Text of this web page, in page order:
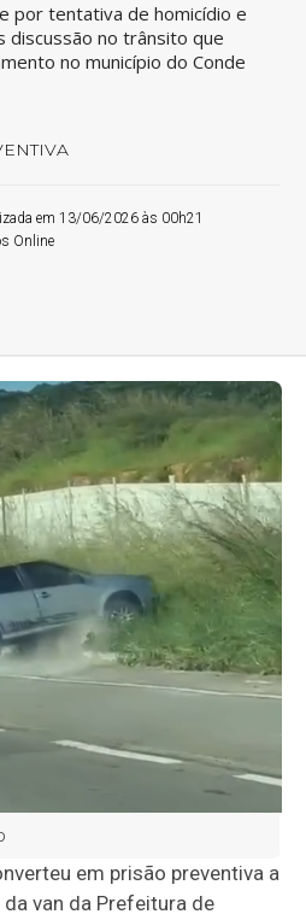
por tentativa de homicídio e
discussão no trânsito que
no município do Conde
em 13/06/2026 às 00h21
Online
em prisão preventiva a
van da Prefeitura de